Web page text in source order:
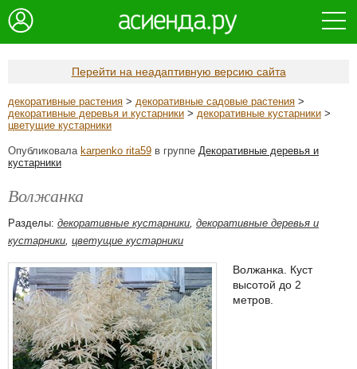
Перейти на неадаптивную версию сайта
декоративные растения > декоративные садовые растения >
декоративные деревья и кустарники > декоративные кустарники >
цветущие кустарники
Опубликовала karpenko rita59 в группе Декоративные деревья и
кустарники
Волжанка
Разделы: декоративные кустарники, декоративные деревья и
кустарники, цветущие кустарники
Волжанка. Куст
высотой до 2
метров.